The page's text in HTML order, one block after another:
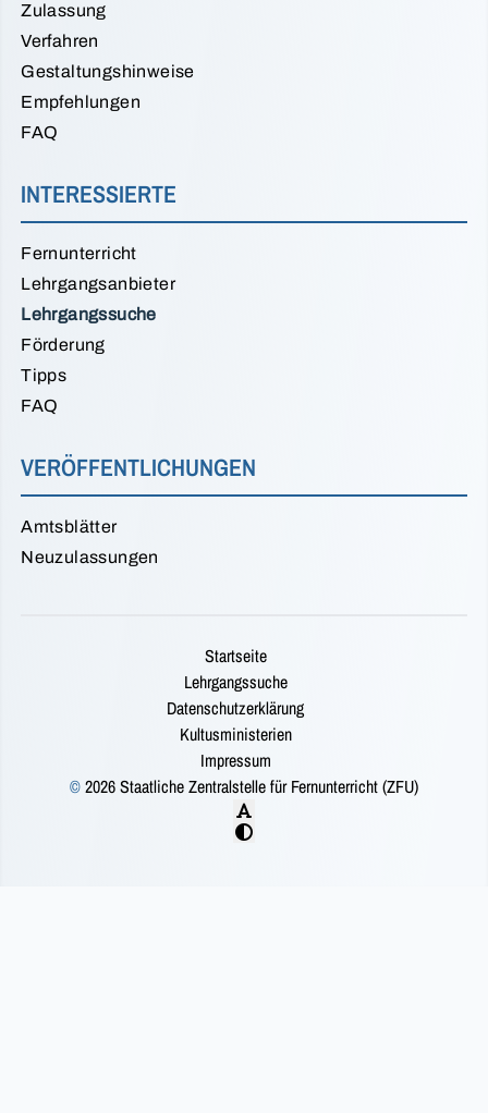
Zulassung
Verfahren
Gestaltungshinweise
Empfehlungen
FAQ
INTERESSIERTE
Fernunterricht
Lehrgangsanbieter
Lehrgangssuche
Förderung
Tipps
FAQ
VERÖFFENTLICHUNGEN
Amtsblätter
Neuzulassungen
Startseite
Lehrgangssuche
Datenschutzerklärung
Kultusministerien
Impressum
©2026 Staatliche Zentralstelle für Fernunterricht (ZFU)